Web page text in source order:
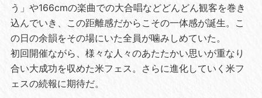
う」や166cmの楽曲での大合唱などどんどん観客を巻き
込んでいき、この距離感だからこその一体感が誕生。こ
の日の余韻をその場にいた全員が噛みしめていた。
初回開催ながら、様々な人々のあたたかい思いが重なり
合い大成功を収めた米フェス。さらに進化していく米フ
ェスの続報に期待だ。